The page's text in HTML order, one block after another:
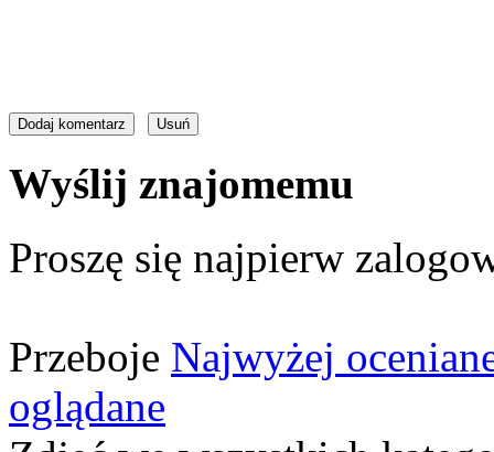
Wyślij znajomemu
Proszę się najpierw
Przeboje Najwyżej
oglądane